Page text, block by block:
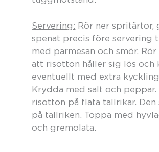
Servering: Rör ner spritärtor,
spenat precis före servering
med parmesan och smör.
att risotton håller sig lös och
eventuellt med extra
Krydda med salt och
risotton på flata tallrikar. Den
på tallriken. Toppa med
och gremolata.